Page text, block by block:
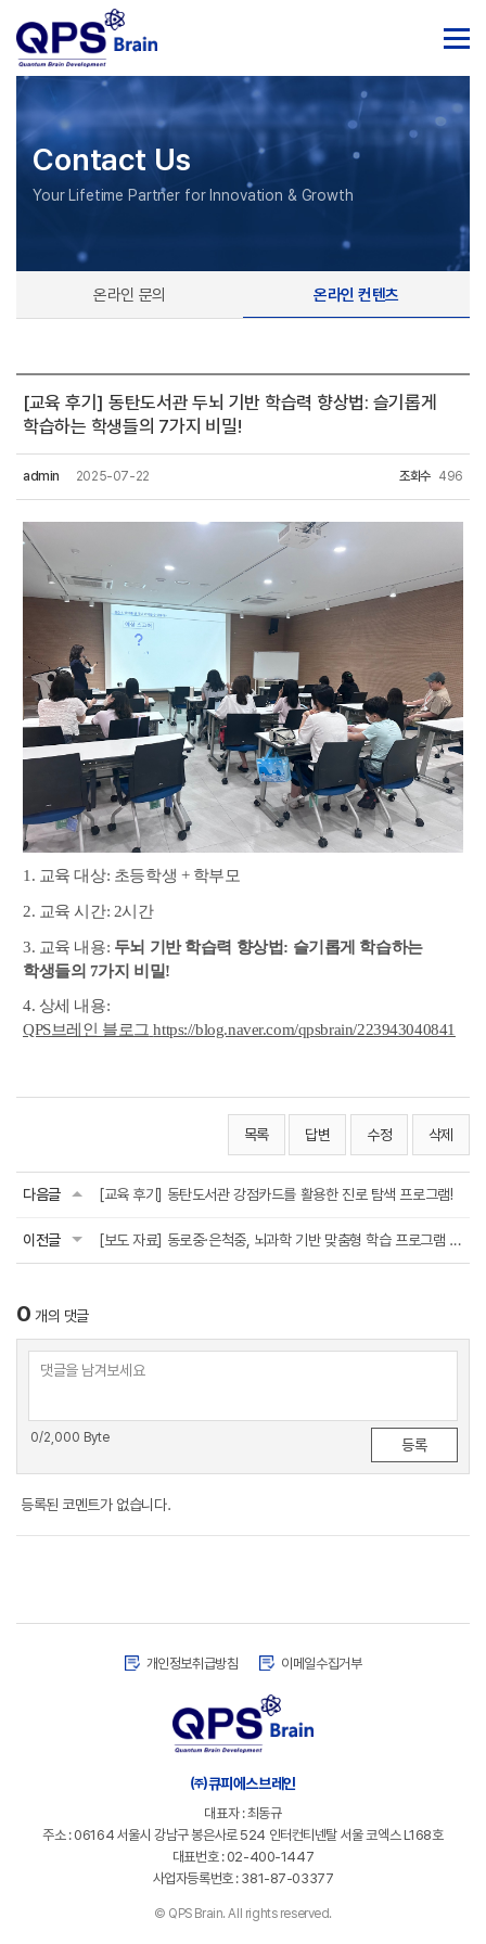
Contact Us
Your Lifetime Partner for Innovation & Growth
온라인 문의 온라인 컨텐츠
[교육 후기] 동탄도서관 두뇌 기반 학습력 향상법: 슬기롭게
학습하는 학생들의 7가지 비밀!
admin 2025-07-22 조회수 496
1. 교육 대상: 초등학생 + 학부모
2. 교육 시간: 2시간
3. 교육 내용: 두뇌 기반 학습력 향상법: 슬기롭게 학습하는
학생들의 7가지 비밀!
4. 상세 내용:
QPS브레인 블로그 https://blog.naver.com/qpsbrain/223943040841
목록 답변 수정 삭제
다음글 [교육 후기] 동탄도서관 강점카드를 활용한 진로 탐색 프로그램!
이전글 [보도 자료] 동로중·은척중, 뇌과학 기반 맞춤형 학습 프로그램 운영
0 개의 댓글
0/2,000 Byte
등록된 코멘트가 없습니다.
㈜큐피에스브레인
대표자 : 최동규
주소 : 06164 서울시 강남구 봉은사로 524 인터컨티넨탈 서울 코엑스 L168호
대표번호 : 02-400-1447
사업자등록번호 : 381-87-03377
© QPS Brain. All rights reserved.
개인정보취급방침 이메일수집거부